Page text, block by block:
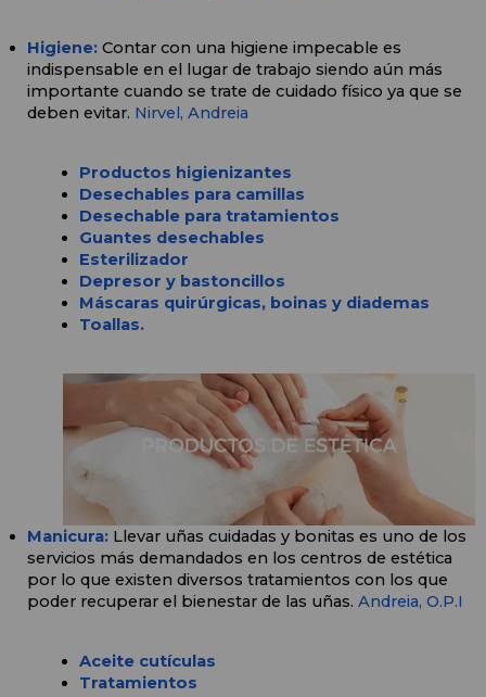
Higiene: Contar con una higiene impecable es
indispensable en el lugar de trabajo siendo aún más
importante cuando se trate de cuidado físico ya que se
deben evitar. Nirvel, Andreia
Productos higienizantes
Desechables para camillas
Desechable para tratamientos
Guantes desechables
Esterilizador
Depresor y bastoncillos
Máscaras quirúrgicas, boinas y diademas
Toallas.
Manicura: Llevar uñas cuidadas y bonitas es uno de los
servicios más demandados en los centros de estética
por lo que existen diversos tratamientos con los que
poder recuperar el bienestar de las uñas. Andreia, O.P.I
Aceite cutículas
Tratamientos